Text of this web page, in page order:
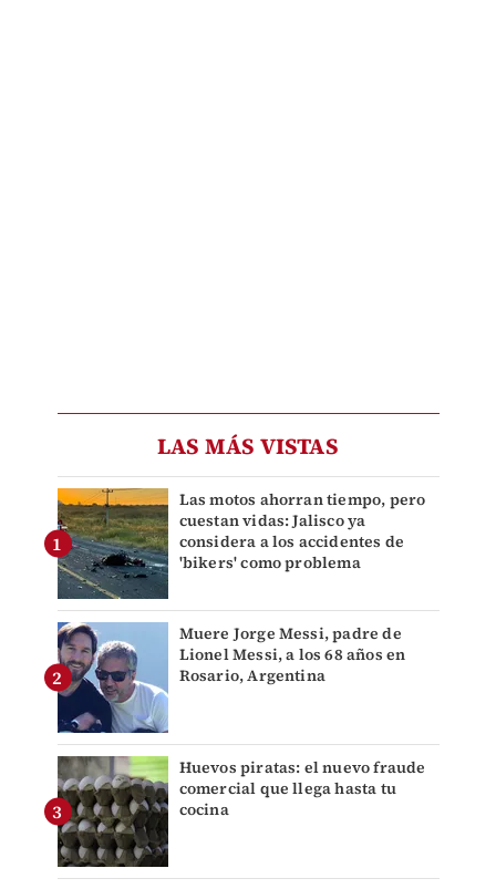
LAS MÁS VISTAS
Las motos ahorran tiempo, pero
cuestan vidas: Jalisco ya
considera a los accidentes de
'bikers' como problema
Muere Jorge Messi, padre de
Lionel Messi, a los 68 años en
Rosario, Argentina
Huevos piratas: el nuevo fraude
comercial que llega hasta tu
cocina